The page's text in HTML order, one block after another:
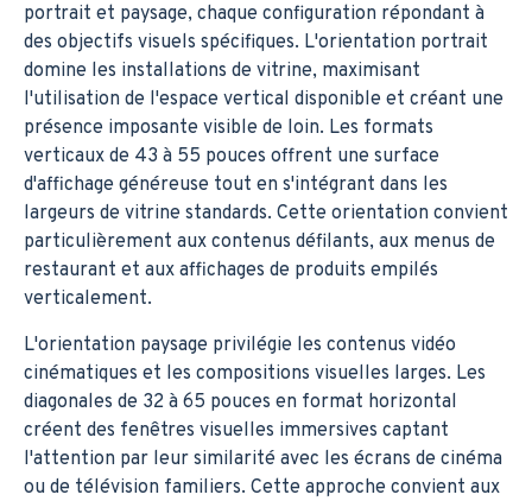
portrait et paysage, chaque configuration répondant à
des objectifs visuels spécifiques. L'orientation portrait
domine les installations de vitrine, maximisant
l'utilisation de l'espace vertical disponible et créant une
présence imposante visible de loin. Les formats
verticaux de 43 à 55 pouces offrent une surface
d'affichage généreuse tout en s'intégrant dans les
largeurs de vitrine standards. Cette orientation convient
particulièrement aux contenus défilants, aux menus de
restaurant et aux affichages de produits empilés
verticalement.
L'orientation paysage privilégie les contenus vidéo
cinématiques et les compositions visuelles larges. Les
diagonales de 32 à 65 pouces en format horizontal
créent des fenêtres visuelles immersives captant
l'attention par leur similarité avec les écrans de cinéma
ou de télévision familiers. Cette approche convient aux